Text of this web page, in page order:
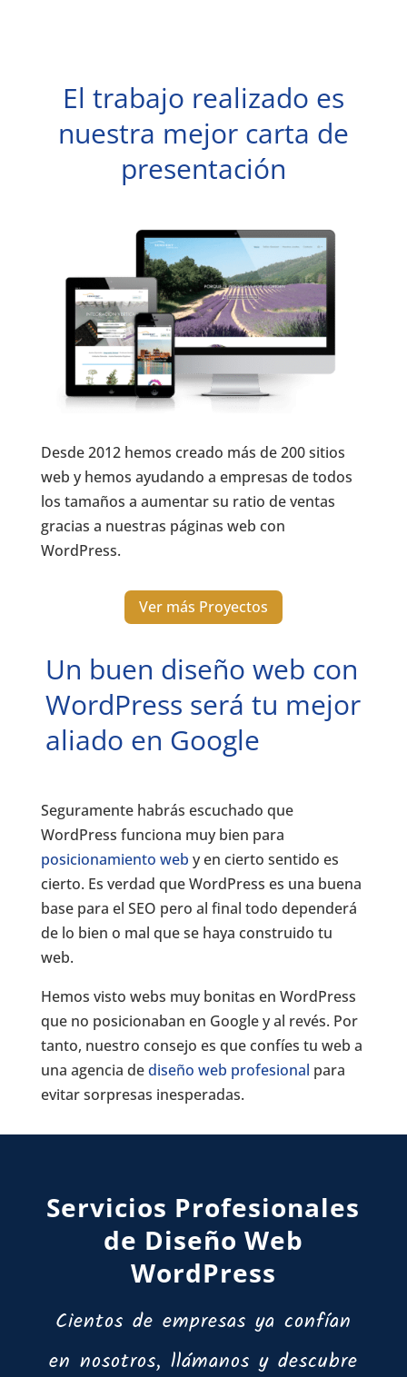
El trabajo realizado es
nuestra mejor carta de
presentación
Desde 2012 hemos creado más de 200 sitios
web y hemos ayudando a empresas de todos
los tamaños a aumentar su ratio de ventas
gracias a nuestras páginas web con
WordPress.
Ver más Proyectos
Un buen diseño web con
WordPress será tu mejor
aliado en Google
Seguramente habrás escuchado que
WordPress funciona muy bien para
posicionamiento web y en cierto sentido es
cierto. Es verdad que WordPress es una buena
base para el SEO pero al final todo dependerá
de lo bien o mal que se haya construido tu
web.
Hemos visto webs muy bonitas en WordPress
que no posicionaban en Google y al revés. Por
tanto, nuestro consejo es que confíes tu web a
una agencia dediseño web profesional para
evitar sorpresas inesperadas.
Servicios Profesionales
de Diseño Web
WordPress
Cientos de empresas ya confían
en nosotros, llámanos y descubre